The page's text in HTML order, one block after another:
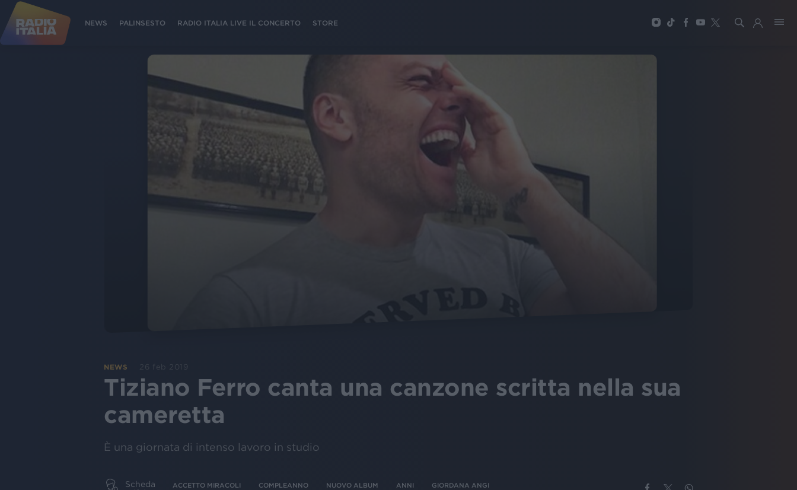
NEWS PALINSESTO RADIO ITALIA LIVE IL CONCERTO STORE
NEWS 26 feb 2019
Tiziano Ferro canta una canzone scritta nella sua
cameretta
È una giornata di intenso lavoro in studio
Scheda
ACCETTO MIRACOLI COMPLEANNO NUOVO ALBUM ANNI GIORDANA ANGI